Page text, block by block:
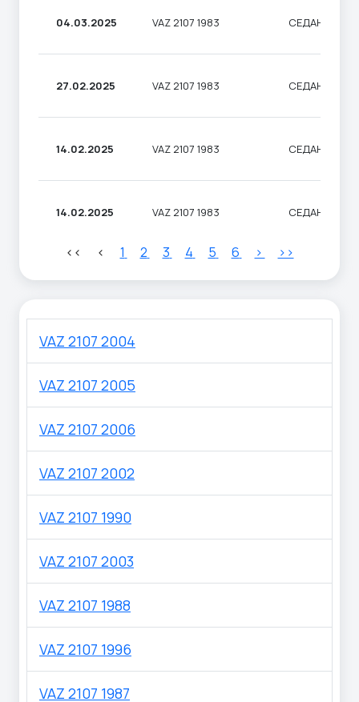
04.03.2025 VAZ 2107 1983 СЕДАН
27.02.2025 VAZ 2107 1983 СЕДАН
14.02.2025 VAZ 2107 1983 СЕДАН
14.02.2025 VAZ 2107 1983 СЕДАН
<< < 1 2 3 4 5 6 > >>
VAZ 2107 2004
VAZ 2107 2005
VAZ 2107 2006
VAZ 2107 2002
VAZ 2107 1990
VAZ 2107 2003
VAZ 2107 1988
VAZ 2107 1996
VAZ 2107 1987